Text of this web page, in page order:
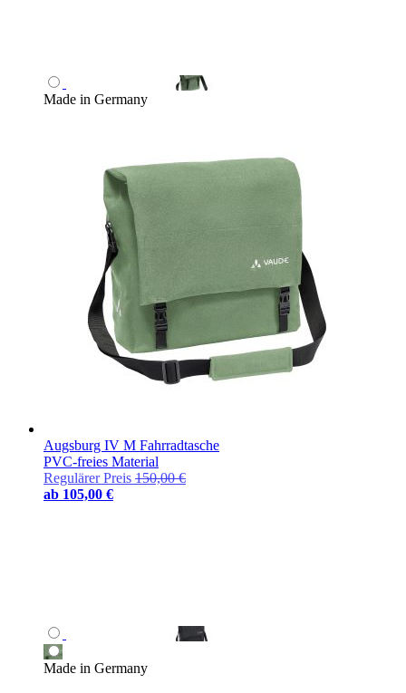
Made in Germany
Augsburg IV M Fahrradtasche
PVC-freies Material
Regulärer Preis 150,00 €
ab 105,00 €
Made in Germany